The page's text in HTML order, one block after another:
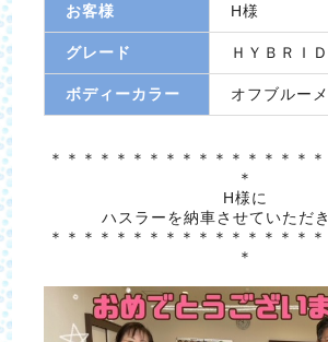
お客様 H様
グレード ＨＹＢＲ
ボディーカラー オフブルー
＊＊＊＊＊＊＊＊＊＊＊＊＊＊＊＊
＊
H様に
ハスラーを納車させていただ
＊＊＊＊＊＊＊＊＊＊＊＊＊＊＊＊
＊